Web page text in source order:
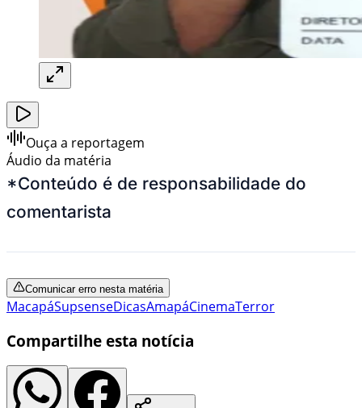
Ouça a reportagem
Áudio da matéria
*Conteúdo é de responsabilidade do
comentarista
Comunicar erro nesta matéria
MacapáSupsenseDicasAmapáCinemaTerror
Compartilhe esta notícia